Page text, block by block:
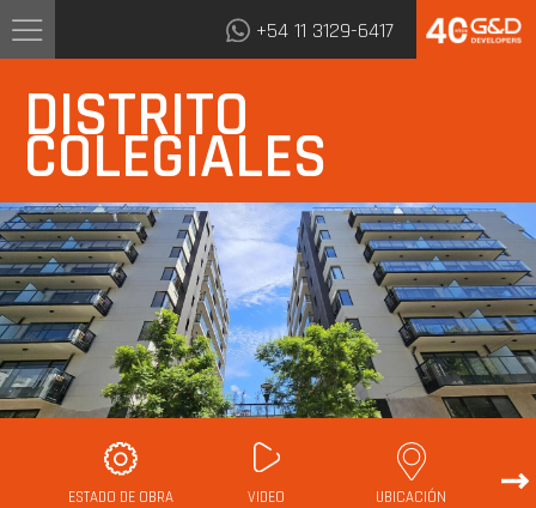
+54 11 3129-6417
DISTRITO
COLEGIALES
ESTADO DE OBRA VIDEO UBICACIÓN